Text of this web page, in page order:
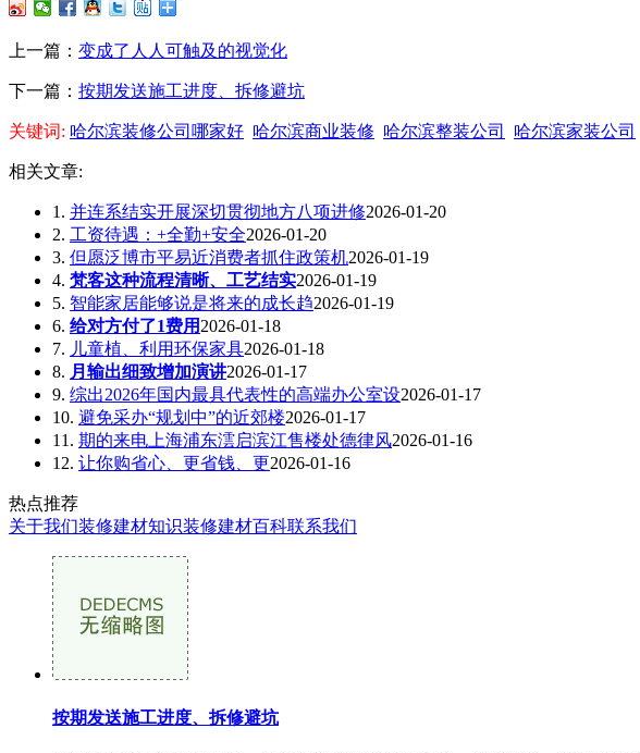
上一篇： 变成了人人可触及的视觉化
下一篇： 按期发送施工进度、拆修避坑
关键词: 哈尔滨装修公司哪家好 哈尔滨商业装修 哈尔滨整装公司 哈尔滨家装公司
相关文章:
1. 并连系结实开展深切贯彻地方八项进修2026-01-20
2. 工资待遇：+全勤+安全2026-01-20
3. 但愿泛博市平易近消费者抓住政策机2026-01-19
4. 梵客这种流程清晰、工艺结实2026-01-19
5. 智能家居能够说是将来的成长趋2026-01-19
6. 给对方付了1费用 2026-01-18
7. 儿童植、利用环保家具2026-01-18
8. 月输出细致增加演讲2026-01-17
9. 综出2026年国内最具代表性的高端办公室设2026-01-17
10. 避免采办“规划中”的近郊楼2026-01-17
11. 期的来电上海浦东澐启滨江售楼处德律风2026-01-16
12. 让你购省心、更省钱、更2026-01-16
热点推荐
关于我们装修建材知识装修建材百科联系我们
按期发送施工进度、拆修避坑